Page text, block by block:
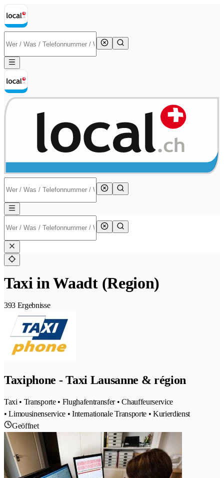
Taxi in Waadt (Region)
393 Ergebnisse
Taxiphone - Taxi Lausanne & région
Taxi • Transporte • Flughafentransfer • Chauffeurservice
• Limousinenservice • Internationale Transporte • Kurierdienst
Geöffnet